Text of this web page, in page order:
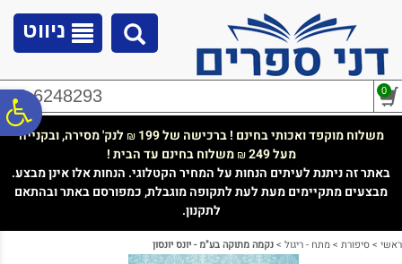
נגישות
ניווט
02-6248293 0
משלוח מוקפד ואכותי בחינם ! ברכישה של 199 ₪ לנק' מסירה, ובקנייה
מעל 249
₪משלוח בחינם עד הבית !
באתר זה ניתנת לעיתים הנחות על המחיר הקטלוגי. הנחות אלו אינן מבצע.
מבצעים מתקיימים מעת לעת לתקופה מוגבלת, כמפורסם באתר ובהתאם
לתקנון.
ראשי >סיפורת >מתח - ריגול >נקמה מתוקה בע"מ - יונס יונסון